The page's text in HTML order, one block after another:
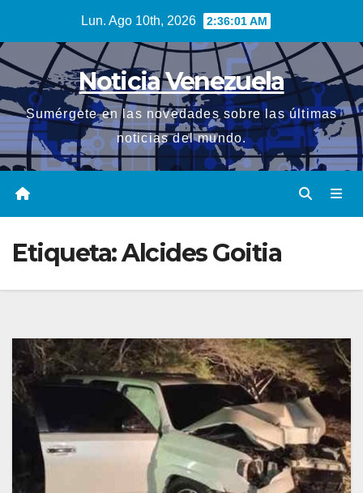
contenido
Lun. Ago 10th, 2026 2:36:02 AM
Noticia Venezuela
Sumérgete en las novedades sobre las últimas
noticias del mundo.
Etiqueta:Alcides Goitia